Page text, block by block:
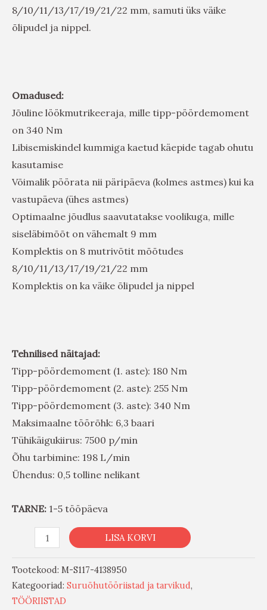
8/10/11/13/17/19/21/22 mm, samuti üks väike
õlipudel ja nippel.
Omadused:
Jõuline löökmutrikeeraja, mille tipp-pöördemoment
on 340 Nm
Libisemiskindel kummiga kaetud käepide tagab ohutu
kasutamise
Võimalik pöörata nii päripäeva (kolmes astmes) kui ka
vastupäeva (ühes astmes)
Optimaalne jõudlus saavutatakse voolikuga, mille
siseläbimõõt on vähemalt 9 mm
Komplektis on 8 mutrivõtit mõõtudes
8/10/11/13/17/19/21/22 mm
Komplektis on ka väike õlipudel ja nippel
Tehnilised näitajad:
Tipp-pöördemoment (1. aste): 180 Nm
Tipp-pöördemoment (2. aste): 255 Nm
Tipp-pöördemoment (3. aste): 340 Nm
Maksimaalne töörõhk: 6,3 baari
Tühikäigukiirus: 7500 p/min
Õhu tarbimine: 198 L/min
Ühendus: 0,5 tolline nelikant
TARNE: 1-5 tööpäeva
LISA KORVI
Tootekood: M-S117-4138950
Kategooriad: Suruõhutööriistad ja tarvikud,
TÖÖRIISTAD